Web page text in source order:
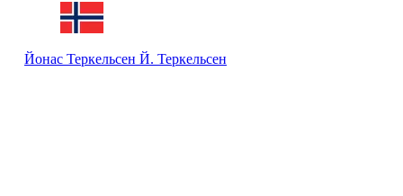
Йонас Теркельсен Й. Теркельсен